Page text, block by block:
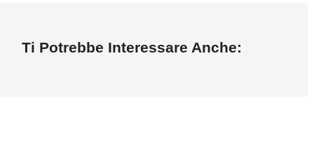
Ti Potrebbe Interessare Anche: